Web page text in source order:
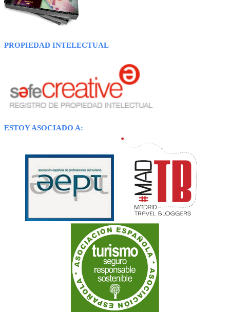
PROPIEDAD INTELECTUAL
ESTOY ASOCIADO A: